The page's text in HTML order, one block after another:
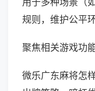
规则，维护公平环
聚焦相关游戏功
微乐广东麻将怎